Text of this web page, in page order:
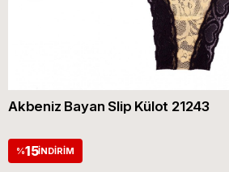
Akbeniz Bayan Slip Külot 21243
%15İNDIRIM